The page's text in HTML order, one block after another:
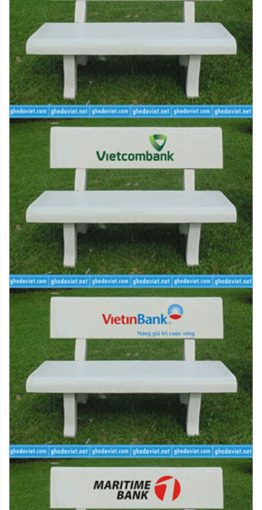
như trên.
2.2. Hàng giao bị lỗi
Khi quý khách gặp trục trặc với sản phẩm đặt mua của
chúng tôi, vui lòng thực hiện các bước sau đây:
- Bước 1: Kiểm tra lại sự nguyên vẹn của sản phẩm,
chụp lại ảnh sản phẩm xuất hiện lỗi
- Bước 2: Quý khách liên hệ với trung tâm chăm sóc
khách hàng của chúng tôi để được xác nhận
- Bước 3: Trong vòng 30 ngày kể từ ngày nhận hàng,
nếu quý khách được xác nhận từ trung tâm chăm sóc
khách hàng rằng sản phẩm bị lỗi kỹ thuật, quý khách vui
lòng truy cập ngay Hướng dẫn đổi trả hàng để bắt đầu
quy trình đổi trả hàng
3. Phương thức hoàn tiền
Tùy theo lí do hoàn trả sản phẩm kết quả đánh giá chất
lượng tại kho, chúng tôi sẽ có những phương thức hoàn
tiền với chi tiết như sau:
- Hoàn tiền bằng mã tiền điện tử dùng để mua sản
phẩm mới
- Đổi sản phẩm mới cùng loại
- Chuyển khoản qua ngân hàng theo thông tin của quý
khách cung cấp
- Riêng đối với các đơn hàng thanh toán qua thẻ tín
dụng quốc tế, chúng tôi sẽ áp dụng hình thức hoàn tiền
vào tài khoản thanh toán của chủ thẻ
- Hoàn tiền mặt trực tiếp tại văn phòng
Mọi chi tiết hoặc thắc mắc quý khách vui lòng liên hệ với
chúng tôi qua số điện thoại hỗ trợ hoặc để lại lời nhắn
tại website. Xin chân thành cảm ơn.